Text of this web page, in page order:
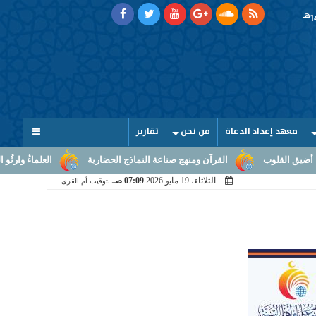
هـ
معهد إعداد الدعاة من نحن تقارير
العلماءُ وارثُو النبوّة: من القرآن ومنهج صناعة النماذج الحضارية
الثلاثاء، 19 مايو 2026 07:09 صـ بتوقيت أم القرى